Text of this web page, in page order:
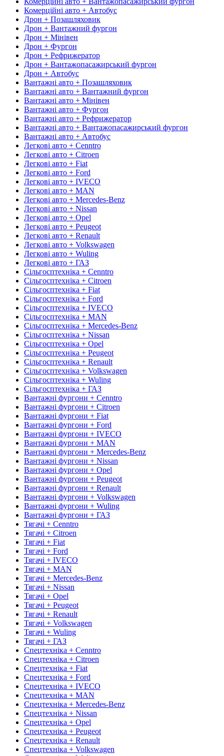
Комерційні авто + Автобус
Дрон + Позашляховик
Дрон + Вантажний фургон
Дрон + Мінівен
Дрон + Фургон
Дрон + Рефрижератор
Дрон + Вантажопасажирський фургон
Дрон + Автобус
Вантажні авто + Позашляховик
Вантажні авто + Вантажний фургон
Вантажні авто + Мінівен
Вантажні авто + Фургон
Вантажні авто + Рефрижератор
Вантажні авто + Вантажопасажирський фургон
Вантажні авто + Автобус
Легкові авто + Cenntro
Легкові авто + Citroen
Легкові авто + Fiat
Легкові авто + Ford
Легкові авто + IVECO
Легкові авто + MAN
Легкові авто + Mercedes-Benz
Легкові авто + Nissan
Легкові авто + Opel
Легкові авто + Peugeot
Легкові авто + Renault
Легкові авто + Volkswagen
Легкові авто + Wuling
Легкові авто + ГАЗ
Сільгосптехніка + Cenntro
Сільгосптехніка + Citroen
Сільгосптехніка + Fiat
Сільгосптехніка + Ford
Сільгосптехніка + IVECO
Сільгосптехніка + MAN
Сільгосптехніка + Mercedes-Benz
Сільгосптехніка + Nissan
Сільгосптехніка + Opel
Сільгосптехніка + Peugeot
Сільгосптехніка + Renault
Сільгосптехніка + Volkswagen
Сільгосптехніка + Wuling
Сільгосптехніка + ГАЗ
Вантажні фургони + Cenntro
Вантажні фургони + Citroen
Вантажні фургони + Fiat
Вантажні фургони + Ford
Вантажні фургони + IVECO
Вантажні фургони + MAN
Вантажні фургони + Mercedes-Benz
Вантажні фургони + Nissan
Вантажні фургони + Opel
Вантажні фургони + Peugeot
Вантажні фургони + Renault
Вантажні фургони + Volkswagen
Вантажні фургони + Wuling
Вантажні фургони + ГАЗ
Тягачі + Cenntro
Тягачі + Citroen
Тягачі + Fiat
Тягачі + Ford
Тягачі + IVECO
Тягачі + MAN
Тягачі + Mercedes-Benz
Тягачі + Nissan
Тягачі + Opel
Тягачі + Peugeot
Тягачі + Renault
Тягачі + Volkswagen
Тягачі + Wuling
Тягачі + ГАЗ
Спецтехніка + Cenntro
Спецтехніка + Citroen
Спецтехніка + Fiat
Спецтехніка + Ford
Спецтехніка + IVECO
Спецтехніка + MAN
Спецтехніка + Mercedes-Benz
Спецтехніка + Nissan
Спецтехніка + Opel
Спецтехніка + Peugeot
Спецтехніка + Renault
Спецтехніка + Volkswagen